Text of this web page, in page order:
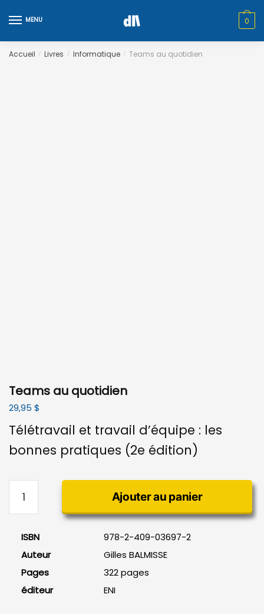
to
to
MENU 0
Accueil / Livres / Informatique / Teams au quotidien
Teams au quotidien
29,95 $
Télétravail et travail d’équipe : les
bonnes pratiques (2e édition)
Teams
quotidien
Ajouter au panier
ISBN
978-2-409-03697-2
Auteur
Gilles BALMISSE
Pages
322 pages
éditeur
ENI